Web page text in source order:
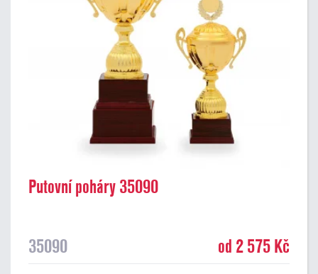
Putovní poháry 35090
35090 od 2 575 Kč